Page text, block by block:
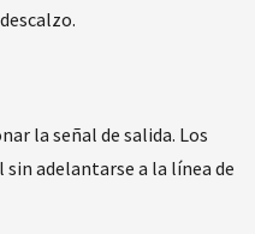
la señal de salida. Los
adelantarse a la línea de